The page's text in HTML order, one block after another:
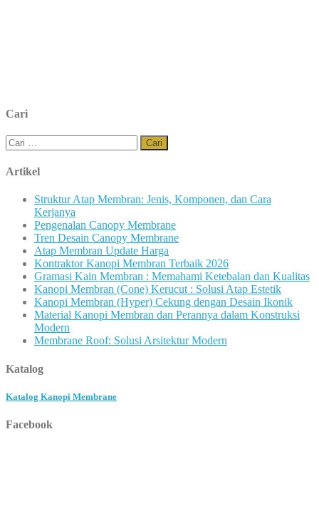
Cari
Cari
untuk:
Artikel
Struktur Atap Membran: Jenis, Komponen, dan Cara
Kerjanya
Pengenalan Canopy Membrane
Tren Desain Canopy Membrane
Atap Membran Update Harga
Kontraktor Kanopi Membran Terbaik 2026
Gramasi Kain Membran : Memahami Ketebalan dan Kualitas
Kanopi Membran (Cone) Kerucut : Solusi Atap Estetik
Kanopi Membran (Hyper) Cekung dengan Desain Ikonik
Material Kanopi Membran dan Perannya dalam Konstruksi
Modern
Membrane Roof: Solusi Arsitektur Modern
Katalog
Katalog Kanopi Membrane
Facebook